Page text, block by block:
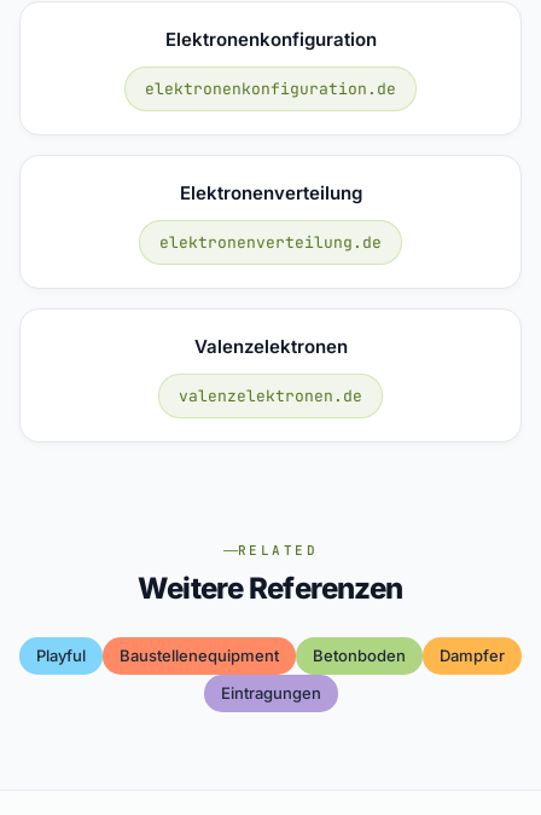
Elektronenkonfiguration
elektronenkonfiguration.de
Elektronenverteilung
elektronenverteilung.de
Valenzelektronen
valenzelektronen.de
RELATED
Weitere Referenzen
Playful Baustellenequipment Betonboden
Dampfer
Eintragungen